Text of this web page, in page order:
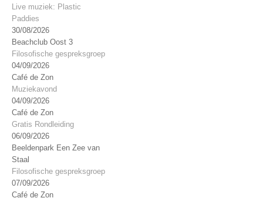
Live muziek: Plastic
Paddies
30/08/2026
Beachclub Oost 3
Filosofische gespreksgroep
04/09/2026
Café de Zon
Muziekavond
04/09/2026
Café de Zon
Gratis Rondleiding
06/09/2026
Beeldenpark Een Zee van
Staal
Filosofische gespreksgroep
07/09/2026
Café de Zon